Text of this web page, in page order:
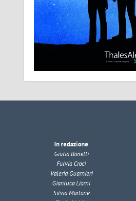
In redazione
Giulia Bonelli
Fulvia Croci
Valeria Guarnieri
Gianluca Liorni
Silvia Martone